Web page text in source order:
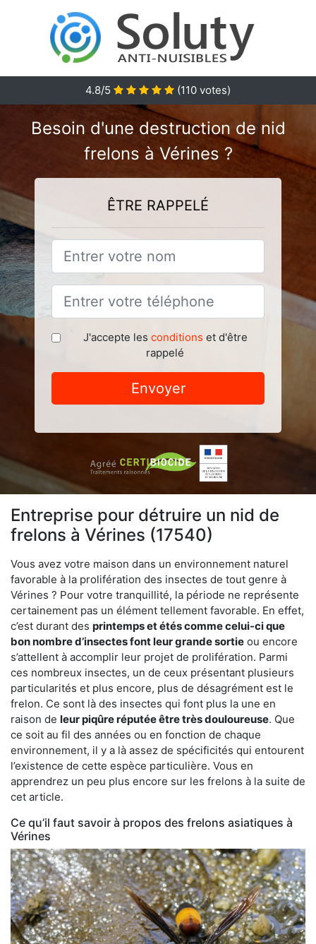
4.8/5 (110 votes)
Besoin d'une destruction de nid
frelons à Vérines ?
ÊTRE RAPPELÉ
J'accepte les conditions et d'être
rappelé
Envoyer
Entreprise pour détruire un nid de
frelons à Vérines (17540)
Vous avez votre maison dans un environnement naturel
favorable à la prolifération des insectes de tout genre à
Vérines ? Pour votre tranquillité, la période ne représente
certainement pas un élément tellement favorable. En effet,
c’est durant des printemps et étés comme celui-ci que
bon nombre d’insectes font leur grande sortie ou encore
s’attellent à accomplir leur projet de prolifération. Parmi
ces nombreux insectes, un de ceux présentant plusieurs
particularités et plus encore, plus de désagrément est le
frelon. Ce sont là des insectes qui font plus la une en
raison de leur piqûre réputée être très douloureuse. Que
ce soit au fil des années ou en fonction de chaque
environnement, il y a là assez de spécificités qui entourent
l’existence de cette espèce particulière. Vous en
apprendrez un peu plus encore sur les frelons à la suite de
cet article.
Ce qu’il faut savoir à propos des frelons asiatiques à
Vérines